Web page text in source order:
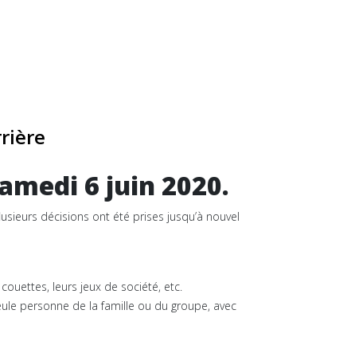
6 juin 2020.
décisions ont été prises jusqu’à nouvel
leurs jeux de société, etc.
personne de la famille ou du groupe, avec